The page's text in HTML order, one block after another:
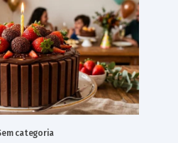
categoria